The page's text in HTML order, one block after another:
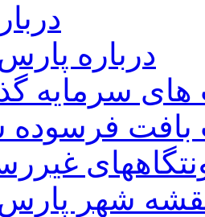
درباره پارس
سرمایه
بافت فرسوده
شهر پارس